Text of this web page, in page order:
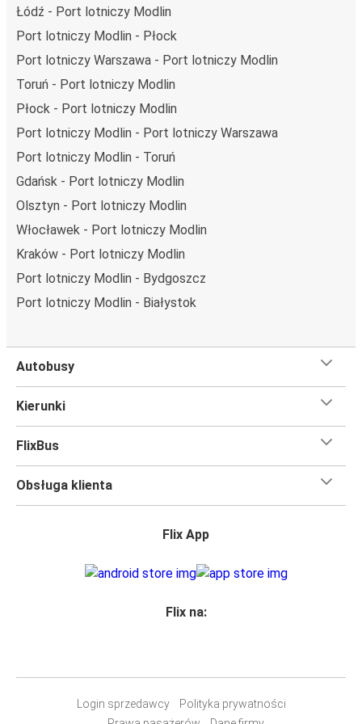
pokładzie FlixBusa oznacza wygodną podróż w wielkim
stylu, z udogodnieniami , dzięki którym czas szybciej
bezpłatne Wi-Fi,toalety i gniazdka elektryczne.
Możesz bezpłatnie zabrać ze sobą
podręcznego i jedną sztukę bagażu głównego
nawet jeśli wybierasz się w długą podróż, nie musisz się
Wszyscy podróżujący z biletami
miejsce siedzącew naszych autobusach
wybrać specjalne miejsce, możesz zrobić to podczas
zakupu biletu. Do wyboru maszmiejsce klasyczne,
miejsce obok.
Wystarczy zarezerwować je online w naszej
FlixBusapodczas zakupu biletu, korzystając z jednej z
Łódź - Port lotniczy Modlin
Port lotniczy Modlin - Płock
Port lotniczy Warszawa - Port lotniczy Modlin
Toruń - Port lotniczy Modlin
Płock - Port lotniczy Modlin
Port lotniczy Modlin - Port lotniczy Warszawa
Port lotniczy Modlin - Toruń
Gdańsk - Port lotniczy Modlin
Olsztyn - Port lotniczy Modlin
Włocławek - Port lotniczy Modlin
Kraków - Port lotniczy Modlin
Port lotniczy Modlin - Bydgoszcz
Port lotniczy Modlin - Białystok
Autobusy
Kierunki
FlixBus
Obsługa klienta
Flix App
Flix na:
Login sprzedawcy
Polityka prywatności